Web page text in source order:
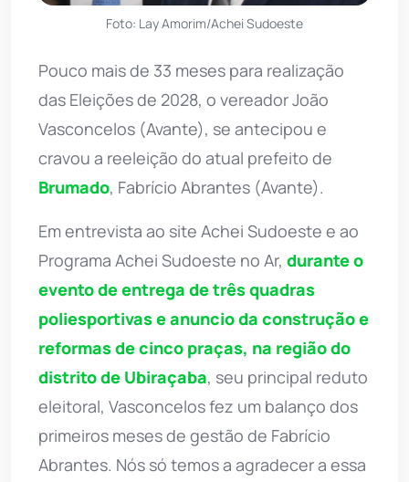
Foto: Lay Amorim/Achei Sudoeste
Pouco mais de 33 meses para realização
das Eleições de 2028, o vereador João
Vasconcelos (Avante), se antecipou e
cravou a reeleição do atual prefeito de
Brumado, Fabrício Abrantes (Avante).
Em entrevista ao site Achei Sudoeste e ao
Programa Achei Sudoeste no Ar, durante o
evento de entrega de três quadras
poliesportivas e anuncio da construção e
reformas de cinco praças, na região do
distrito de Ubiraçaba, seu principal reduto
eleitoral, Vasconcelos fez um balanço dos
primeiros meses de gestão de Fabrício
Abrantes. Nós só temos a agradecer a essa